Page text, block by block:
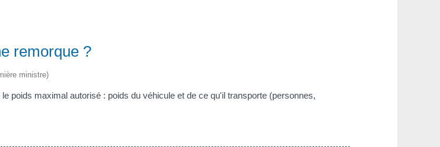
remorque ?
ministre)
poids maximal autorisé : poids du véhicule et de ce qu'il transporte (personnes,